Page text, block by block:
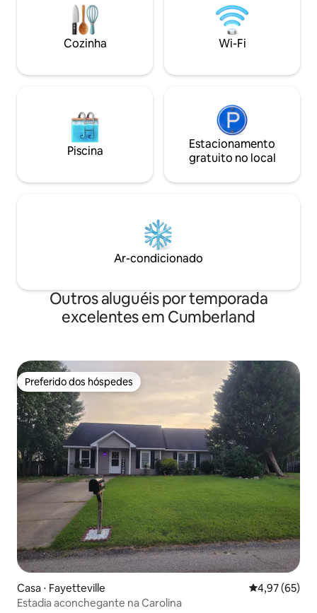
(fechada no inverno) e banheira de
hidromassagem separada. • Perto da
Base Militar de Fort Bragg, I 95,
Fayetteville State University, Methodist
cidade e compras
suas próprias
comida local 🛏
aconchegante
Estacionamento
Cozinha Wi-Fi
Piscina
Estacionamento
gratuito no local
Ar-condicionado
Outros aluguéis por temporada
excelentes em Cumberland
Preferido dos hóspedes
Preferido dos hóspedes
Casa ⋅ Fayetteville 4,97 de uma
4,97 (65)
Estadia aconchegante na Carolina